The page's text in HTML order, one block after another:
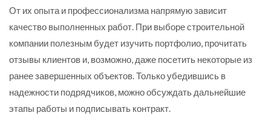
От их опыта и профессионализма напрямую зависит
качество выполненных работ. При выборе строительной
компании полезным будет изучить портфолио, прочитать
отзывы клиентов и, возможно, даже посетить некоторые из
ранее завершенных объектов. Только убедившись в
надежности подрядчиков, можно обсуждать дальнейшие
этапы работы и подписывать контракт.